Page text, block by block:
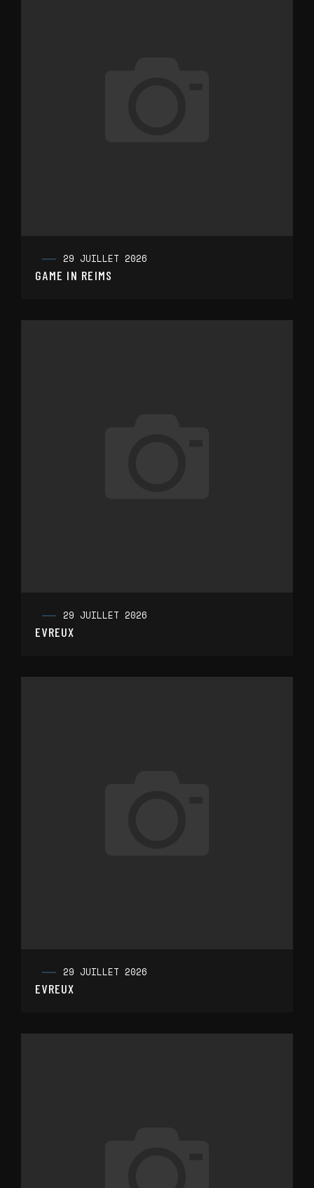
29 JUILLET 2026
GAME IN REIMS
29 JUILLET 2026
EVREUX
29 JUILLET 2026
EVREUX